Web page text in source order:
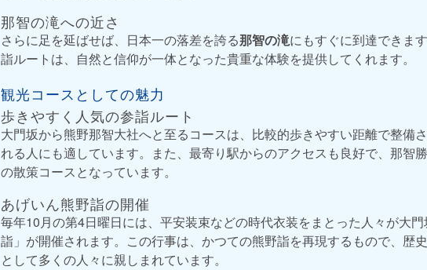
那智の滝への近さ
さらに足を延ばせば、日本一の落差を誇る那智の滝にもすぐに到達できま
詣ルートは、自然と信仰が一体となった貴重な体験を提供してくれます。
観光コースとしての魅力
歩きやすく人気の参詣ルート
大門坂から熊野那智大社へと至るコースは、比較的歩きやすい距離で整備
れる人にも適しています。また、最寄り駅からのアクセスも良好で、那智
の散策コースとなっています。
あげいん熊野詣の開催
毎年10月の第4日曜日には、平安装束などの時代衣装をまとった人々が大
詣」が開催されます。この行事は、かつての熊野詣を再現するもので、歴
として多くの人々に親しまれています。